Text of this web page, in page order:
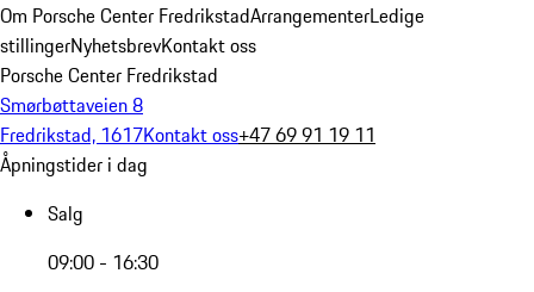
Om Porsche Center FredrikstadArrangementerLedige
stillingerNyhetsbrevKontakt oss
Porsche Center Fredrikstad
Smørbøttaveien 8
Fredrikstad, 1617Kontakt oss+47 69 91 19 11
Åpningstider i dag
Salg
09:00 - 16:30